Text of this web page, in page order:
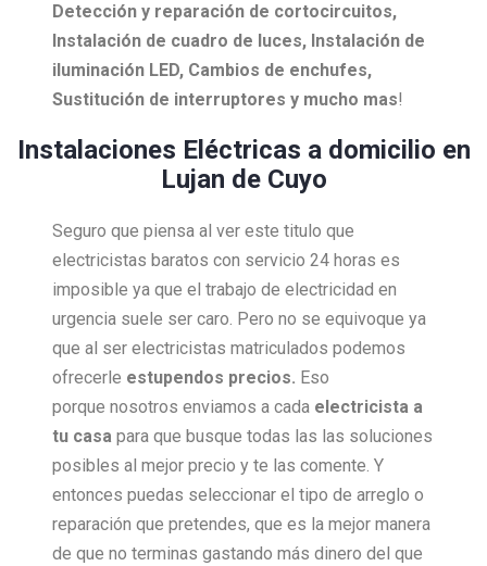
Detección y reparación de cortocircuitos,
Instalación de cuadro de luces, Instalación de
iluminación LED, Cambios de enchufes,
Sustitución de interruptores y mucho mas!
Instalaciones Eléctricas a domicilio en
Lujan de Cuyo
Seguro que piensa al ver este titulo que
electricistas baratos con servicio 24 horas es
imposible ya que el trabajo de electricidad en
urgencia suele ser caro. Pero no se equivoque ya
que al ser electricistas matriculados podemos
ofrecerle estupendos precios. Eso
porque nosotros enviamos a cada electricista a
tu casa para que busque todas las las soluciones
posibles al mejor precio y te las comente. Y
entonces puedas seleccionar el tipo de arreglo o
reparación que pretendes, que es la mejor manera
de que no terminas gastando más dinero del que